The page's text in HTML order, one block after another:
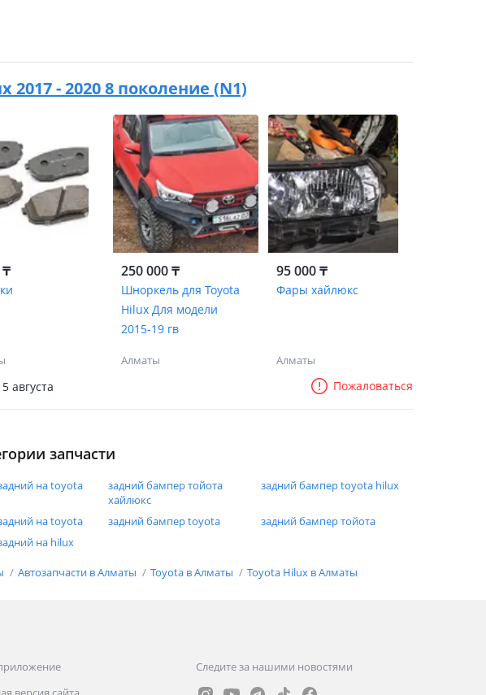
2017 - 2020 8 поколение (N1)
₸ 250 000 ₸
Шноркель для Toyota
Hilux Для модели
2015-19 гв
Алматы
95 000 ₸
Фары хайлюкс
Алматы
августа Пожаловаться
запчасти
на toyota
задний бампер тойота
хайлюкс
задний бампер toyota hilux
на toyota задний бампер toyota
задний бампер тойота
на hilux
Автозапчасти в Алматы Toyota в Алматы Toyota Hilux в Алматы
Следите за нашими новостями